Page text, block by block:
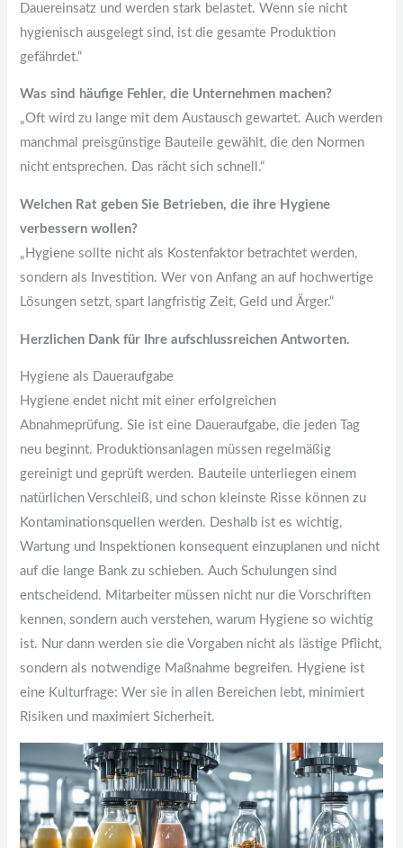
Dauereinsatz und werden stark belastet. Wenn sie nicht
hygienisch ausgelegt sind, ist die gesamte Produktion
gefährdet.“
Was sind häufige Fehler, die Unternehmen machen?
„Oft wird zu lange mit dem Austausch gewartet. Auch werden
manchmal preisgünstige Bauteile gewählt, die den Normen
nicht entsprechen. Das rächt sich schnell.“
Welchen Rat geben Sie Betrieben, die ihre Hygiene
verbessern wollen?
„Hygiene sollte nicht als Kostenfaktor betrachtet werden,
sondern als Investition. Wer von Anfang an auf hochwertige
Lösungen setzt, spart langfristig Zeit, Geld und Ärger.“
Herzlichen Dank für Ihre aufschlussreichen Antworten.
Hygiene als Daueraufgabe
Hygiene endet nicht mit einer erfolgreichen
Abnahmeprüfung. Sie ist eine Daueraufgabe, die jeden Tag
neu beginnt. Produktionsanlagen müssen regelmäßig
gereinigt und geprüft werden. Bauteile unterliegen einem
natürlichen Verschleiß, und schon kleinste Risse können zu
Kontaminationsquellen werden. Deshalb ist es wichtig,
Wartung und Inspektionen konsequent einzuplanen und nicht
auf die lange Bank zu schieben. Auch Schulungen sind
entscheidend. Mitarbeiter müssen nicht nur die Vorschriften
kennen, sondern auch verstehen, warum Hygiene so wichtig
ist. Nur dann werden sie die Vorgaben nicht als lästige Pflicht,
sondern als notwendige Maßnahme begreifen. Hygiene ist
eine Kulturfrage: Wer sie in allen Bereichen lebt, minimiert
Risiken und maximiert Sicherheit.